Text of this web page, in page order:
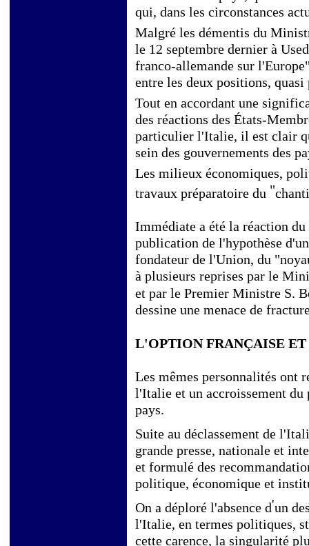
qui, dans les circonstances
Malgré les démentis du
le 12 septembre dernier à
franco-allemande sur
entre les deux positions,
Tout en accordant une
des réactions des États-
particulier l'Italie, il est clair
sein des gouvernements des
Les milieux économiques,
travaux préparatoire du "
Immédiate a été la réaction
publication de l'hypothèse
fondateur de l'Union, du
à plusieurs reprises par le
et par le Premier Ministre S.
dessine une menace de
L'OPTION FRANÇAISE
Les mêmes personnalités ont
l'Italie et un accroissement
pays.
Suite au déclassement de
grande presse, nationale et
et formulé des
politique, économique et
On a déploré l'absence d'un
l'Italie, en termes politiques,
cette carence, la singularité